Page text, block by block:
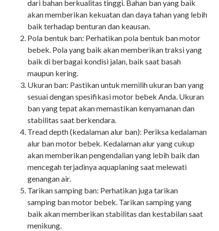
dari bahan berkualitas tinggi. Bahan ban yang baik
akan memberikan kekuatan dan daya tahan yang lebih
baik terhadap benturan dan keausan.
Pola bentuk ban: Perhatikan pola bentuk ban motor
bebek. Pola yang baik akan memberikan traksi yang
baik di berbagai kondisi jalan, baik saat basah
maupun kering.
Ukuran ban: Pastikan untuk memilih ukuran ban yang
sesuai dengan spesifikasi motor bebek Anda. Ukuran
ban yang tepat akan memastikan kenyamanan dan
stabilitas saat berkendara.
Tread depth (kedalaman alur ban): Periksa kedalaman
alur ban motor bebek. Kedalaman alur yang cukup
akan memberikan pengendalian yang lebih baik dan
mencegah terjadinya aquaplaning saat melewati
genangan air.
Tarikan samping ban: Perhatikan juga tarikan
samping ban motor bebek. Tarikan samping yang
baik akan memberikan stabilitas dan kestabilan saat
menikung.